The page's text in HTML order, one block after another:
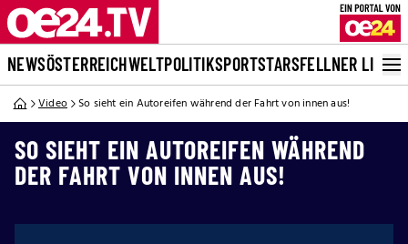
NEWSÖSTERREICHWELTPOLITIKSPORTSTARSFELLNER LIVE
Video So sieht ein Autoreifen während der Fahrt von innen aus!
SO SIEHT EIN AUTOREIFEN WÄHREND
DER FAHRT VON INNEN AUS!